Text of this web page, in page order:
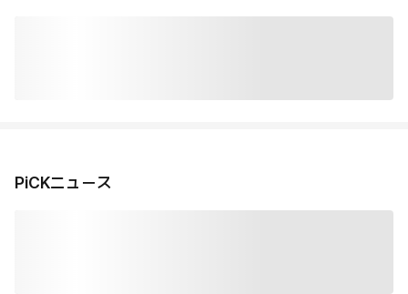
PiCKニュース